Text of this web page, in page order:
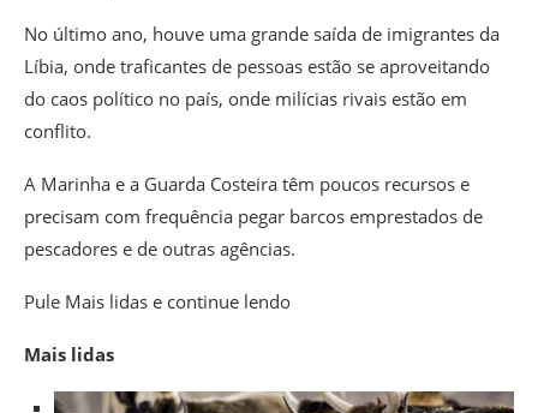
No último ano, houve uma grande saída de imigrantes da
Líbia, onde traficantes de pessoas estão se aproveitando
do caos político no país, onde milícias rivais estão em
conflito.
A Marinha e a Guarda Costeira têm poucos recursos e
precisam com frequência pegar barcos emprestados de
pescadores e de outras agências.
Pule Mais lidas e continue lendo
Mais lidas